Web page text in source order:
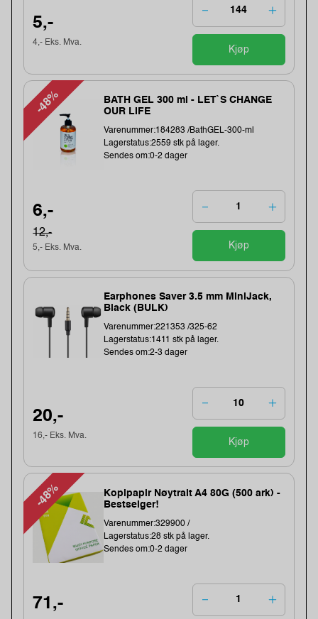
5,-
4,- Eks. Mva.
Kjøp
-48%
BATH GEL 300 ml - LET`S CHANGE
OUR LIFE
Varenummer:184283 /BathGEL-300-ml
Lagerstatus:2559 stk på lager.
Sendes om:0-2 dager
6,-
12,-
5,- Eks. Mva. Kjøp
Earphones Saver 3.5 mm MiniJack,
Black (BULK)
Varenummer:221353 /325-62
Lagerstatus:1411 stk på lager.
Sendes om:2-3 dager
20,-
16,- Eks. Mva.
Kjøp
-48%
Kopipapir Nøytralt A4 80G (500 ark) -
Bestselger!
Varenummer:329900 /
Lagerstatus:28 stk på lager.
Sendes om:0-2 dager
71,-